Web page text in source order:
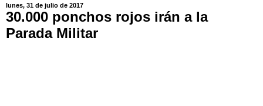
lunes, 31 de julio de 2017
30.000 ponchos rojos irán a la
Parada Militar